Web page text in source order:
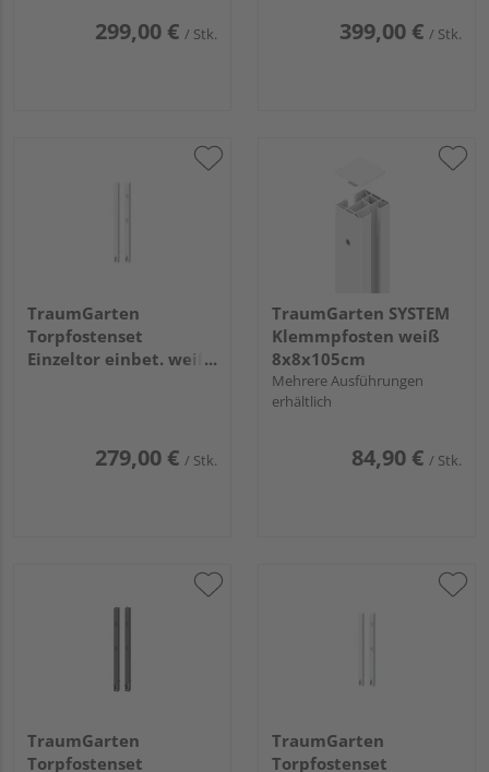
299,00 € / Stk. 399,00 € / Stk.
TraumGarten
Torpfostenset
Einzeltor einbet. weiß
279,00 € / Stk.
TraumGarten SYSTEM
Klemmpfosten weiß
8x8x105cm
Mehrere Ausführungen
erhältlich
84,90 € / Stk.
TraumGarten
Torpfostenset
TraumGarten
Torpfostenset